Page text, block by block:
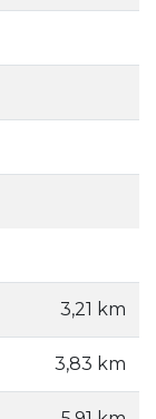
3,21 km
3,83 km